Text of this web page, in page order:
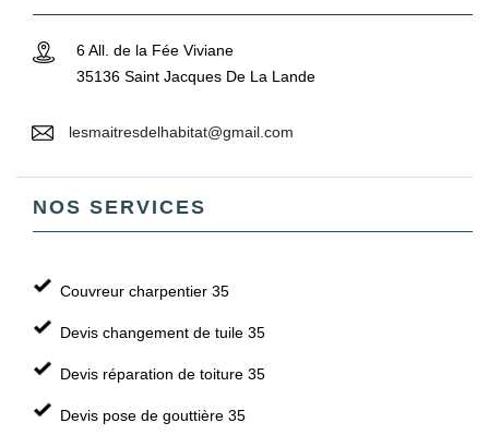
6 All. de la Fée Viviane
35136 Saint Jacques De La Lande
lesmaitresdelhabitat@gmail.com
NOS SERVICES
Couvreur charpentier 35
Devis changement de tuile 35
Devis réparation de toiture 35
Devis pose de gouttière 35